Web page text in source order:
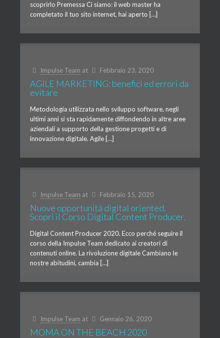
scoprirlo Premessa Ci siamo: il web master ha
completato il tuo sito internet, hai aperto […]
Impulse Team at Febbraio 23, 2020
AGILE MARKETING: benefici ed errori da
evitare
Metodologia utilizzata nello sviluppo software, negli
ultimi anni si sta rapidamente diffondendo in altre aree
aziendali a supporto della gestione progetti e di
innovazione digitale. Agile […]
Impulse Team at Febbraio 15, 2020
Nuove opportunità digital oriented.
Scopri il Corso Digital Content Producer.
Digital Content Producer 2020. Ecco perché seguire il
corso della Impulse Team dedicato ai creatori di
contenuti online. La rivoluzione digitale Cambiano le
nostre abitudini, cambia […]
Impulse Team at Gennaio 26, 2020
MOMA ON THE BEACH 2020